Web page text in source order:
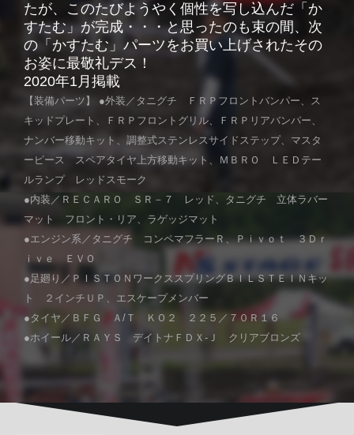
たが、このたびようやく個性を写し込んだ「か
すたむ」が完成・・・と思ったのも束の間、次
の「かすたむ」パーツをお買い上げされたその
お姿に最敬礼デス！
2020年1月掲載
【装備パーツ】 ●外装／タニグチ ＦＲＰフロントバンパー、ス
キッドプレート、ＦＲＰフロントグリル、ＦＲＰリアバンパー、
ナンバー移動キット、調整式ステンレスサイドステップ、マスタ
ーピース スペアタイヤ上方移動キット、ＭＢＲＯ ＬＥＤテー
ルランプ レッドスモーク
●内装／ＲＥＣＡＲＯ ＳＲ－７ レッド、タニグチ 立体ラバー
マット フロント・リア、ラゲッジマット
●エンジン系／タニグチ コンペマフラーＲ、Ｐｉｖｏｔ ３Ｄｒ
ｉｖｅ ＥＶＯ
●足廻り／ＰＩＳＴＯＮワークススプリングＢＩＬＳＴＥＩＮキッ
ト ２インチＵＰ、エスケープメンバー
●タイヤ／ＢＦＧ Ａ/Ｔ ＫＯ２ ２２５／７０Ｒ１６
●ホイール／ＲＡＹＳ デイトナＦＤＸ-Ｊ クリアブロンズ